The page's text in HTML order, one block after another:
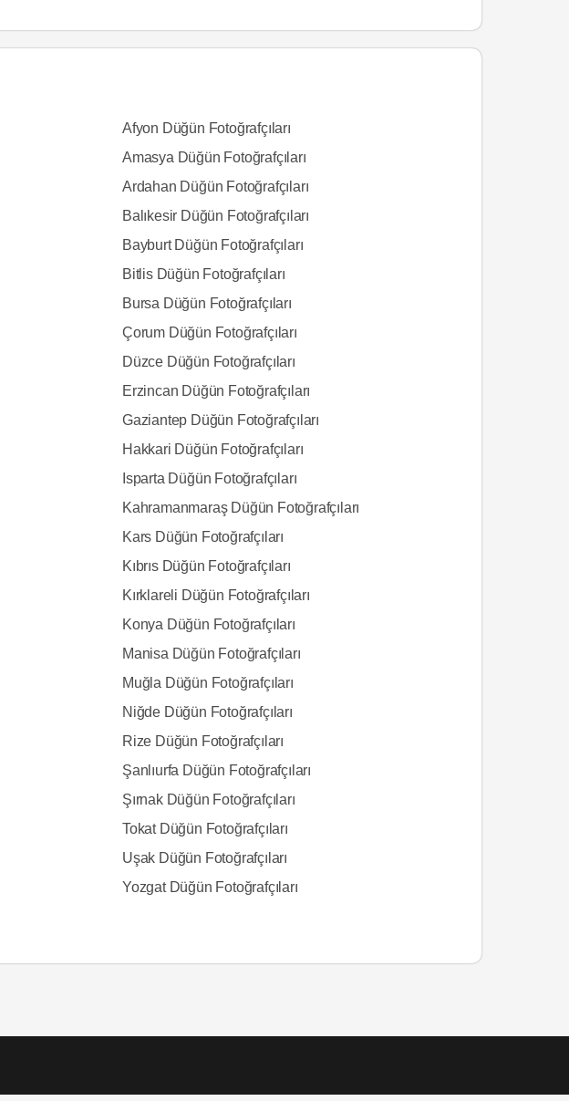
Afyon Düğün Fotoğrafçıları
Amasya Düğün Fotoğrafçıları
Ardahan Düğün Fotoğrafçıları
Balıkesir Düğün Fotoğrafçıları
Bayburt Düğün Fotoğrafçıları
Bitlis Düğün Fotoğrafçıları
Bursa Düğün Fotoğrafçıları
Çorum Düğün Fotoğrafçıları
Düzce Düğün Fotoğrafçıları
Erzincan Düğün Fotoğrafçıları
Gaziantep Düğün Fotoğrafçıları
Hakkari Düğün Fotoğrafçıları
Isparta Düğün Fotoğrafçıları
Kahramanmaraş Düğün Fotoğrafçıları
Kars Düğün Fotoğrafçıları
Kıbrıs Düğün Fotoğrafçıları
Kırklareli Düğün Fotoğrafçıları
Konya Düğün Fotoğrafçıları
Manisa Düğün Fotoğrafçıları
Muğla Düğün Fotoğrafçıları
Niğde Düğün Fotoğrafçıları
Rize Düğün Fotoğrafçıları
Şanlıurfa Düğün Fotoğrafçıları
Şırnak Düğün Fotoğrafçıları
Tokat Düğün Fotoğrafçıları
Uşak Düğün Fotoğrafçıları
Yozgat Düğün Fotoğrafçıları